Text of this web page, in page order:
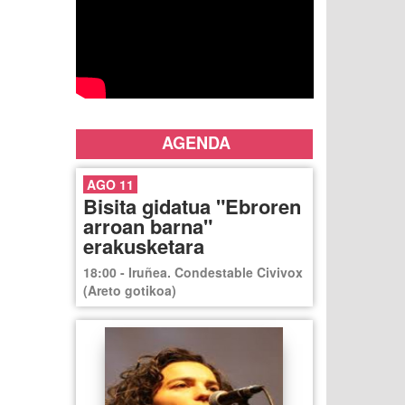
AGENDA
AGO 11
Bisita gidatua "Ebroren
arroan barna"
erakusketara
18:00 - Iruñea. Condestable Civivox
(Areto gotikoa)